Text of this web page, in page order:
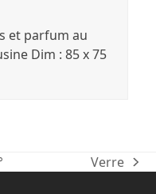
et parfum au
Dim : 85 x 75
next
Verre